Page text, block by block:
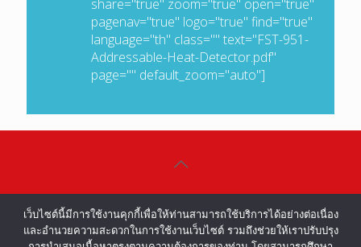
share="true" zoom="true" open="true"
pagenav="true" logo="true" find="true"
language="th" class="" text="FST-951-
Addressable-Heat-Detector.pdf"
page="" default_zoom="auto"]
©COPYRIGHT 2002-2016 ALL RIGHTS
RESERVED.
เว็บไซต์นี้มีการใช้งานคุกกี้เพื่อให้ท่านสามารถใช้บริการได้อย่างต่อเนื่อง
และอำนวยความสะดวกในการใช้งานเว็บไซต์ รวมถึงช่วยให้เราปรับปรุง